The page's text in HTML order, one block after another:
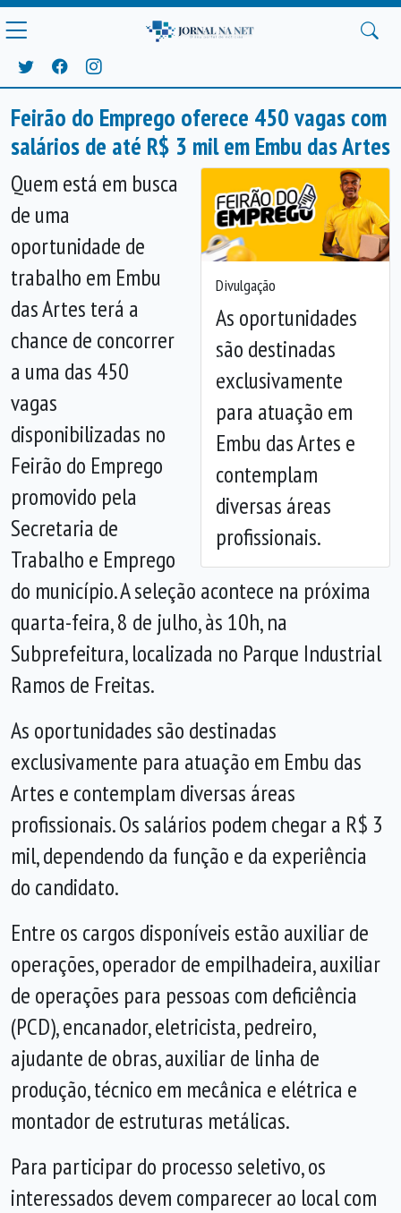
Feirão do Emprego oferece 450 vagas com
salários de até R$ 3 mil em Embu das Artes
Divulgação
As oportunidades
são destinadas
exclusivamente
para atuação em
Embu das Artes e
contemplam
diversas áreas
profissionais.
Anterior
Quem está em busca
de uma
oportunidade de
trabalho em Embu
das Artes terá a
chance de concorrer
a uma das 450
vagas
disponibilizadas no
Feirão do Emprego
promovido pela
Secretaria de
Trabalho e Emprego
do município. A seleção acontece na próxima
quarta-feira, 8 de julho, às 10h, na
Subprefeitura, localizada no Parque Industrial
Ramos de Freitas.
As oportunidades são destinadas
exclusivamente para atuação em Embu das
Artes e contemplam diversas áreas
profissionais. Os salários podem chegar a R$ 3
mil, dependendo da função e da experiência
do candidato.
Entre os cargos disponíveis estão auxiliar de
operações, operador de empilhadeira, auxiliar
de operações para pessoas com deficiência
(PCD), encanador, eletricista, pedreiro,
ajudante de obras, auxiliar de linha de
produção, técnico em mecânica e elétrica e
montador de estruturas metálicas.
Para participar do processo seletivo, os
interessados devem comparecer ao local com